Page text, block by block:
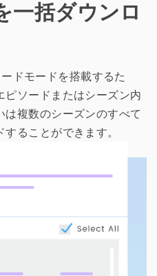
一括ダウンロ
ドモードを搭載するた
ピソードまたはシーズン内
複数のシーズンのすべて
ることができます。